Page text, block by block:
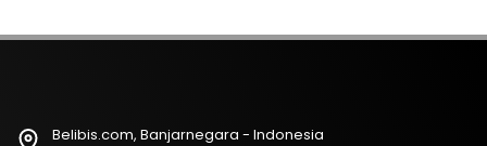
Belibis.com, Banjarnegara - Indonesia